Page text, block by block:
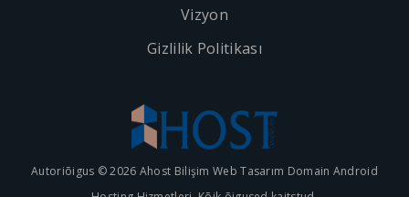
Vizyon
Gizlilik Politikası
Autoriõigus © 2026 Ahost Bilişim Web Tasarım Domain Android